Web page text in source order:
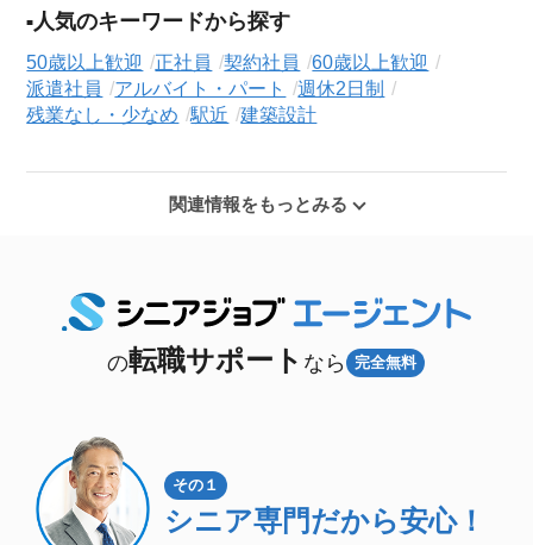
人気のキーワードから探す
50歳以上歓迎 正社員 契約社員
60歳以上歓迎
派遣社員
アルバイト・パート
週休2日制
残業なし・少なめ
駅近 建築設計
関連情報をもっとみる
の転職サポート なら 完全無料
その１
シニア専門だから安心！